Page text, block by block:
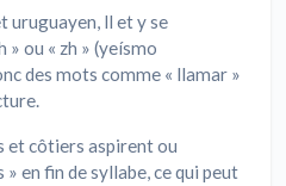
uruguayen, ll et y se
» ou « zh » (yeísmo
des mots comme « llamar »
et côtiers aspirent ou
en fin de syllabe, ce qui peut